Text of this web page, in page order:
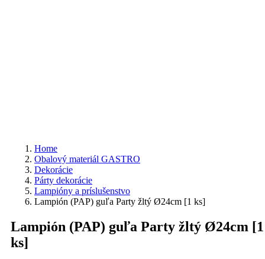
Home
Obalový materiál GASTRO
Dekorácie
Párty dekorácie
Lampióny a príslušenstvo
Lampión (PAP) guľa Party žltý Ø24cm [1 ks]
Lampión (PAP) guľa Party žltý Ø24cm [1
ks]